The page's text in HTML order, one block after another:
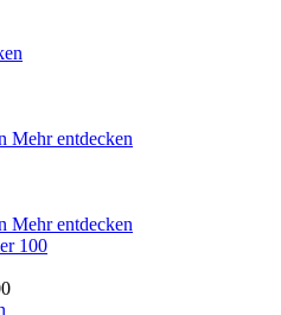
Mehr entdecken
Mehr entdecken
100